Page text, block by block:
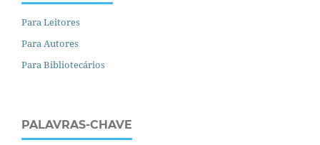
Para Leitores
Para Autores
Para Bibliotecários
PALAVRAS-CHAVE